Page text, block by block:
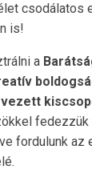
csodálatos
is!
a
fordulunk az